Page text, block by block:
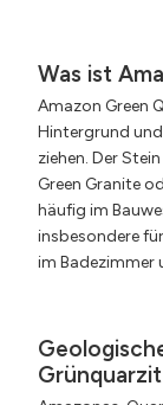
Was ist
Amazon Green
Hintergrund
ziehen. Der
Green Granite
häufig im
insbesondere
im Badezimmer
Grünquarzit